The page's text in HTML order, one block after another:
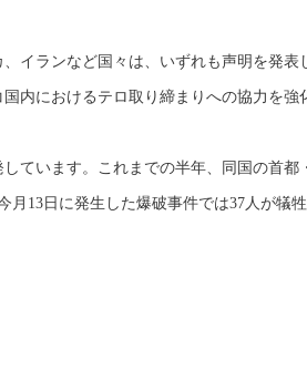
イランなど国々は、いずれも声明を発表
内におけるテロ取り締まりへの協力を強
ています。これまでの半年、同国の首都
13日に発生した爆破事件では37人が犠